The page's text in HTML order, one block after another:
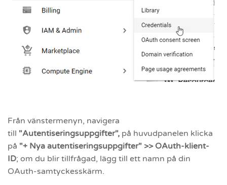
Från vänstermenyn, navigera
till "Autentiseringsuppgifter", på huvudpanelen klicka
på "+ Nya autentiseringsuppgifter" >> OAuth-klient-
ID; om du blir tillfrågad, lägg till ett namn på din
OAuth-samtyckesskärm.